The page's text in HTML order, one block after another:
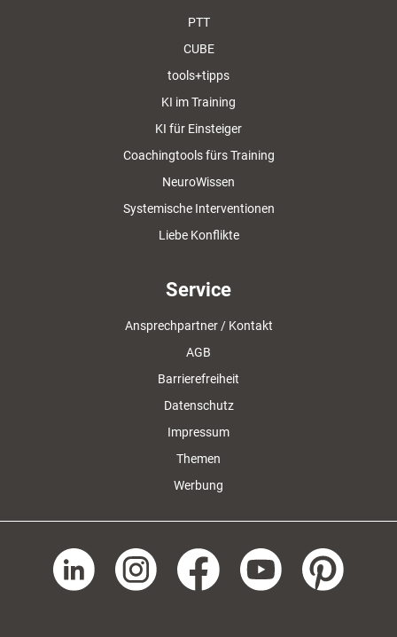
PTT
CUBE
tools+tipps
KI im Training
KI für Einsteiger
Coachingtools fürs Training
NeuroWissen
Systemische Interventionen
Liebe Konflikte
Service
Ansprechpartner / Kontakt
AGB
Barrierefreiheit
Datenschutz
Impressum
Themen
Werbung